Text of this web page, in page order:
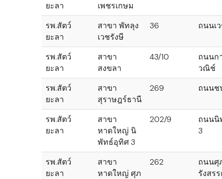
ยะลา
เพชรเกษม
รพ.สัตว์
ยะลา
สาขา พัทลุง
เวชรังษี
36 ถนนเ
รพ.สัตว์
ยะลา
สาขา
สงขลา
43/10
ถนนก
วณิช์
รพ.สัตว์
ยะลา
สาขา
สุราษฎร์ธานี
269 ถนนช
รพ.สัตว์
ยะลา
สาขา
หาดใหญ่ นิ
พัทธ์อุทิศ 3
202/9
ถนนนิ
3
รพ.สัตว์
ยะลา
สาขา
หาดใหญ่ ศุภ
262
ถนนศุ
รังสร